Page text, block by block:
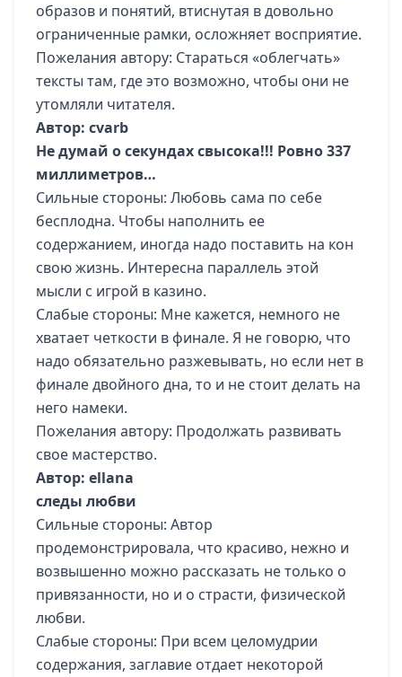
образов и понятий, втиснутая в довольно
ограниченные рамки, осложняет восприятие.
Пожелания автору: Стараться «облегчать»
тексты там, где это возможно, чтобы они не
утомляли читателя.
Автор: cvarb
Не думай о секундах свысока!!! Ровно 337
миллиметров…
Сильные стороны: Любовь сама по себе
бесплодна. Чтобы наполнить ее
содержанием, иногда надо поставить на кон
свою жизнь. Интересна параллель этой
мысли с игрой в казино.
Слабые стороны: Мне кажется, немного не
хватает четкости в финале. Я не говорю, что
надо обязательно разжевывать, но если нет в
финале двойного дна, то и не стоит делать на
него намеки.
Пожелания автору: Продолжать развивать
свое мастерство.
Автор: ellana
следы любви
Сильные стороны: Автор
продемонстрировала, что красиво, нежно и
возвышенно можно рассказать не только о
привязанности, но и о страсти, физической
любви.
Слабые стороны: При всем целомудрии
содержания, заглавие отдает некоторой